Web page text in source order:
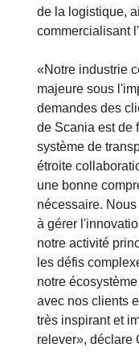
de la logistique,
commercialisant
«Notre industrie
majeure sous
demandes des
de Scania est de
système de
étroite
une bonne
nécessaire.
à gérer
notre activité
les défis
notre
avec nos clients
très inspirant et
relever», déclare